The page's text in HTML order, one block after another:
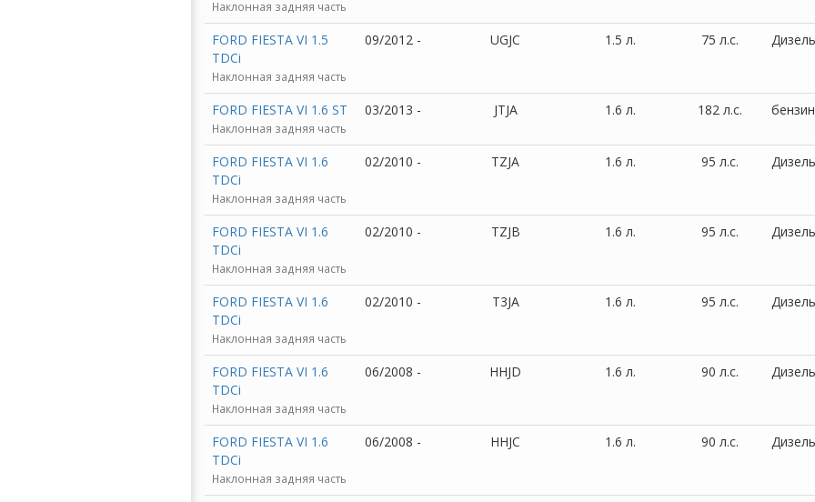
Наклонная задняя часть
FORD FIESTA VI 1.5
TDCi
Наклонная задняя часть
09/2012 - UGJC 1.5 л. 75 л.с. Дизель
FORD FIESTA VI 1.6 ST
Наклонная задняя часть
03/2013 - JTJA 1.6 л. 182 л.с. бензин
FORD FIESTA VI 1.6
TDCi
Наклонная задняя часть
02/2010 - TZJA 1.6 л. 95 л.с. Дизель
FORD FIESTA VI 1.6
TDCi
Наклонная задняя часть
02/2010 - TZJB 1.6 л. 95 л.с. Дизель
FORD FIESTA VI 1.6
TDCi
Наклонная задняя часть
02/2010 - T3JA 1.6 л. 95 л.с. Дизель
FORD FIESTA VI 1.6
TDCi
Наклонная задняя часть
06/2008 - HHJD 1.6 л. 90 л.с. Дизель
FORD FIESTA VI 1.6
TDCi
Наклонная задняя часть
06/2008 - HHJC 1.6 л. 90 л.с. Дизель